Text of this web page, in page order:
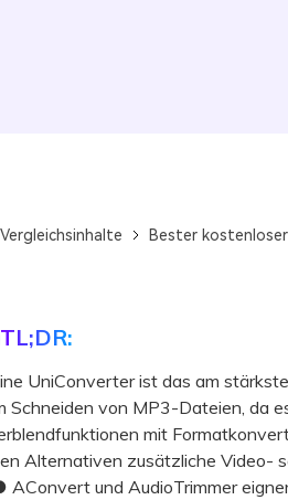
Vergleichsinhalte Bester
TL;DR:
UniConverter ist das am
Schneiden von MP3-Dateien, da
mit
Alternativen zusätzliche Video-
und AudioTrimmer